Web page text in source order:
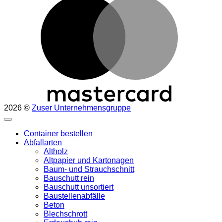
2026 © Zuser Unternehmensgruppe
Container bestellen
Abfallarten
Altholz
Altpapier und Kartonagen
Baum- und Strauchschnitt
Bauschutt rein
Bauschutt unsortiert
Baustellenabfälle
Beton
Blechschrott